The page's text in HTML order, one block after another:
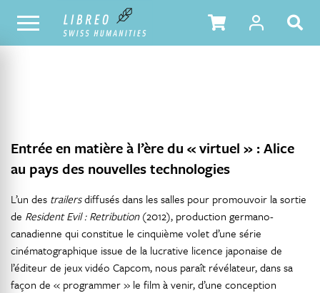
NOTRE CATALOGUE TABLE DES MATIÈRES
Entrée en matière à l’ère du « virtuel » : Alice
au pays des nouvelles technologies
L’un des trailersdiffusés dans les salles pour promouvoir la sortie
de Resident Evil : Retribution(2012), production germano-
canadienne qui constitue le cinquième volet d’une série
cinématographique issue de la lucrative licence japonaise de
l’éditeur de jeux vidéo Capcom, nous paraît révélateur, dans sa
façon de « programmer » le film à venir, d’une conception